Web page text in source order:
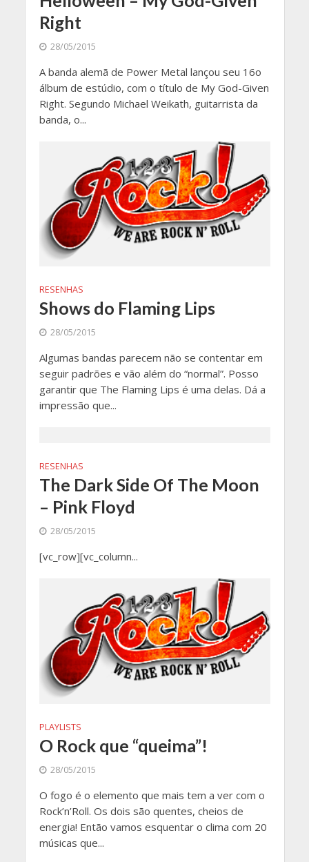
Right
28/05/2015
A banda alemã de Power Metal lançou seu 16o
álbum de estúdio, com o título de My God-Given
Right. Segundo Michael Weikath, guitarrista da
banda, o...
RESENHAS
Shows do Flaming Lips
28/05/2015
Algumas bandas parecem não se contentar em
seguir padrões e vão além do “normal”. Posso
garantir que The Flaming Lips é uma delas. Dá a
impressão que...
RESENHAS
The Dark Side Of The Moon
– Pink Floyd
28/05/2015
[vc_row][vc_column...
PLAYLISTS
O Rock que “queima”!
28/05/2015
O fogo é o elemento que mais tem a ver com o
Rock’n’Roll. Os dois são quentes, cheios de
energia! Então vamos esquentar o clima com 20
músicas que...